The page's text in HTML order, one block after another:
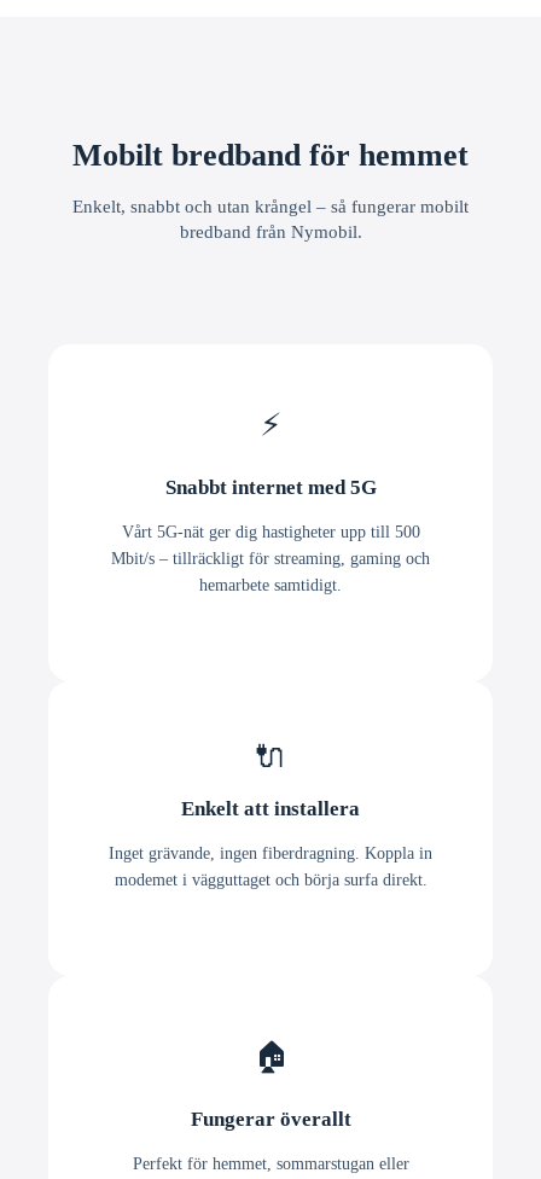
Mobilt bredband för hemmet
Enkelt, snabbt och utan krångel – så fungerar mobilt
bredband från Nymobil.
⚡
Snabbt internet med 5G
Vårt 5G-nät ger dig hastigheter upp till 500
Mbit/s – tillräckligt för streaming, gaming och
hemarbete samtidigt.
🔌
Enkelt att installera
Inget grävande, ingen fiberdragning. Koppla in
modemet i vägguttaget och börja surfa direkt.
🏠
Fungerar överallt
Perfekt för hemmet, sommarstugan eller